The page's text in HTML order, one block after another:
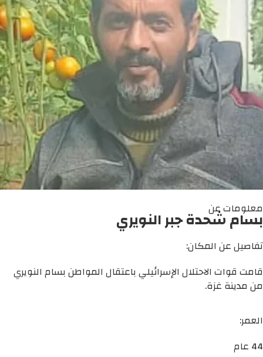
معلومات عن
بسام شحدة جبر النويري
تفاصيل عن المكان:
قامت قوات الاحتلال الإسرائيلي باعتقال المواطن بسام النويري
من مدينة غزة.
العمر:
44 عام